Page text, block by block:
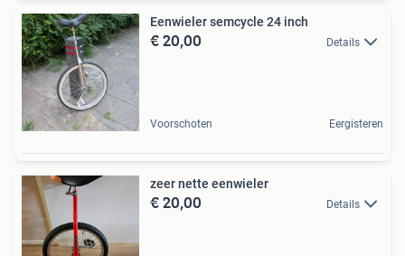
Eenwieler semcycle 24 inch
€ 20,00 Details
Voorschoten Eergisteren
zeer nette eenwieler
€ 20,00 Details